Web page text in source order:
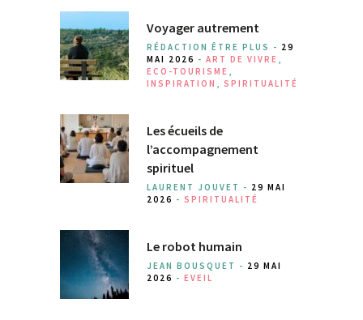
Voyager autrement
RÉDACTION ÊTRE PLUS - 29
MAI 2026 - ART DE VIVRE
ECO-TOURISME
INSPIRATION
SPIRITUALITÉ
Les écueils de
l’accompagnement
spirituel
LAURENT JOUVET - 29 MAI
2026 - SPIRITUALITÉ
Le robot humain
JEAN BOUSQUET - 29 MAI
2026 - EVEIL